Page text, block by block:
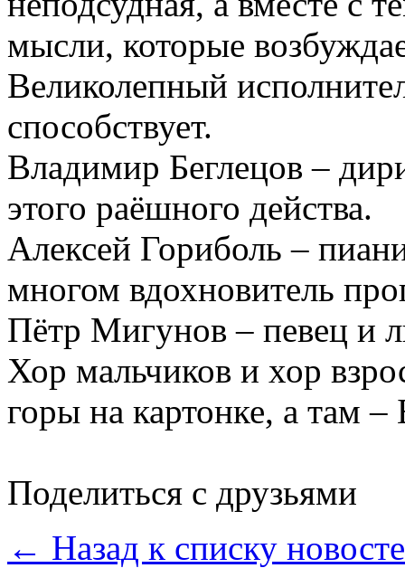
мысли, которые
Великолепный
способствует.
Владимир Беглецов –
этого раёшного действа.
Алексей Гориболь –
многом вдохновитель
Пётр Мигунов – певец и
Хор мальчиков и хор
горы на картонке, а там
Поделиться с друзьями
← Назад к списку